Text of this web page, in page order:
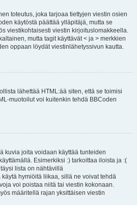
toteutus, joka tarjoaa tiettyjen viestin osien
käytöstä päättää ylläpitäjä, mutta se
viestikohtaisesti viestin kirjoituslomakkeella.
mutta tagit käyttävät < ja > merkkien
oppaan löydät viestinlähetyssivun kautta.
lähettää HTML:ää siten, että se toimisi
muotoilut voi kuitenkin tehdä BBCoden
kuvia joita voidaan käyttää tunteiden
Esimerkiksi :) tarkoittaa iloista ja :(
lista on nähtävillä
hymiöitä liikaa, sillä ne voivat tehdä
voi poistaa niitä tai viestin kokonaan.
määritellä rajan yksittäisen viestin